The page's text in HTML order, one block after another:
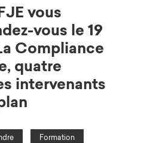
vous
vous le 19
Compliance
quatre
intervenants
Formation